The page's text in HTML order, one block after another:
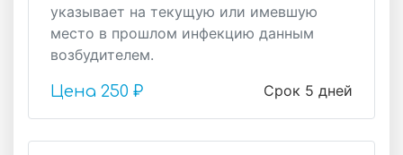
указывает на текущую или имевшую
место в прошлом инфекцию данным
возбудителем.
Срок 5 дней
Цена 250 ₽